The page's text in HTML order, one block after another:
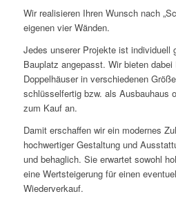
Wir realisieren Ihren Wunsch nach
eigenen vier Wänden.
Jedes unserer Projekte ist individuell
Bauplatz angepasst. Wir bieten
Doppelhäuser in verschiedenen
schlüsselfertig bzw. als Ausbauhaus
zum Kauf an.
Damit erschaffen wir ein modernes
hochwertiger Gestaltung und
und behaglich. Sie erwartet sowohl
eine Wertsteigerung für einen
Wiederverkauf.